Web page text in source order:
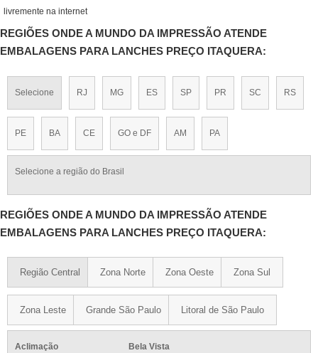
livremente na internet
REGIÕES ONDE A MUNDO DA IMPRESSÃO ATENDE
EMBALAGENS PARA LANCHES PREÇO ITAQUERA:
Selecione RJ MG ES SP PR SC RS
PE BA CE GO e DF AM PA
Selecione a região do Brasil
REGIÕES ONDE A MUNDO DA IMPRESSÃO ATENDE
EMBALAGENS PARA LANCHES PREÇO ITAQUERA:
Região Central Zona Norte Zona Oeste Zona Sul
Zona Leste Grande São Paulo Litoral de São Paulo
Aclimação
Bela Vista